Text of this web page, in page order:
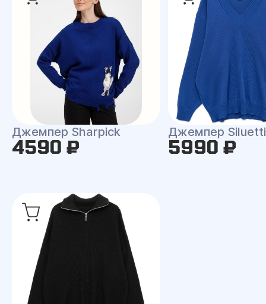
Джемпер Sharpick
4590 ₽
Джемпер
5990 ₽